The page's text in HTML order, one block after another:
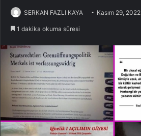
SERKAN FAZLI KAYA Kasım 29, 2022
1 dakika okuma süresi